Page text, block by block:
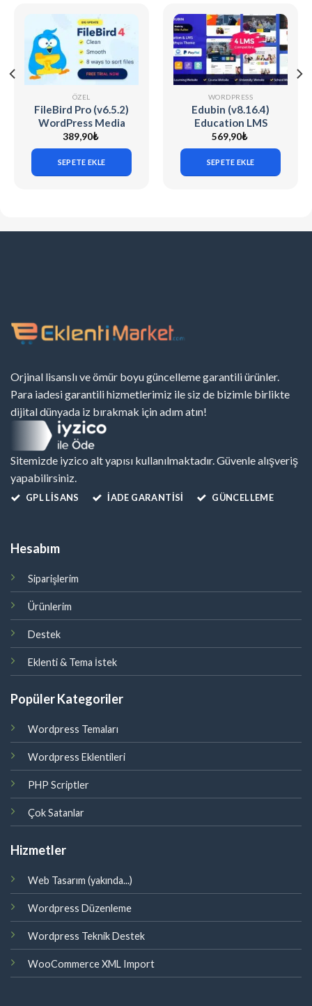
ÖZEL
FileBird Pro (v6.5.2)
WordPress Media
Library Folders
389,90₺
SEPETE EKLE
WORDPRESS
Edubin (v8.16.4)
Education LMS
WordPress Theme
569,90₺
SEPETE EKLE
Orjinal lisanslı ve ömür boyu güncelleme garantili ürünler.
Para iadesi garantili hizmetlerimiz ile siz de bizimle birlikte
dijital dünyada iz bırakmak için adım atın!
Sitemizde iyzico alt yapısı kullanılmaktadır. Güvenle alışveriş
yapabilirsiniz.
GPL LISANS İADE GARANTİSİ GÜNCELLEME
Hesabım
Siparişlerim
Ürünlerim
Destek
Eklenti & Tema İstek
Popüler Kategoriler
Wordpress Temaları
Wordpress Eklentileri
PHP Scriptler
Çok Satanlar
Hizmetler
Web Tasarım (yakında...)
Wordpress Düzenleme
Wordpress Teknik Destek
WooCommerce XML Import